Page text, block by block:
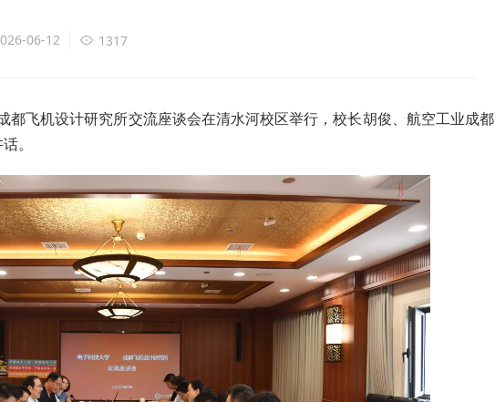
06-12 1317
都飞机设计研究所交流座谈会在清水河校区举行，校长胡俊、航空工业成都
。